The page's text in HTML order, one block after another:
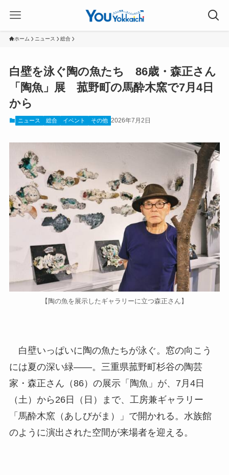
ホーム ニュース 総合
白壁を泳ぐ陶の魚たち 86歳・森正さん
「陶魚」展 菰野町の馬酔木窯で7月4日
から
ニュース 総合 イベント その他 2026年7月2日
【陶の魚を展示したギャラリーに立つ森正さん】
白壁いっぱいに陶の魚たちが泳ぐ。窓の向こう
には夏の深い緑――。三重県菰野町杉谷の陶芸
家・森正さん（86）の展示「陶魚」が、7月4日
（土）から26日（日）まで、工房兼ギャラリー
「馬酔木窯（あしびがま）」で開かれる。水族館
のように演出された空間が来場者を迎える。